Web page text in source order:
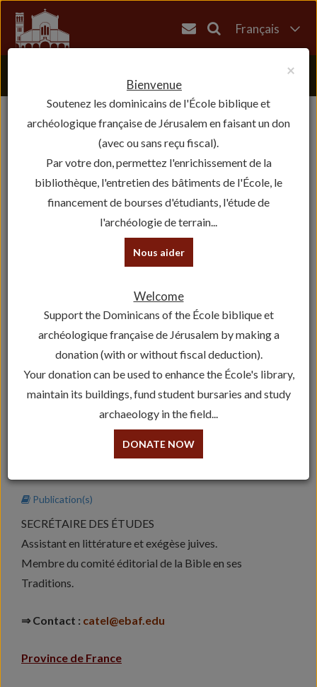
Français
עברית
Olivier CATEL, o.p.
Publication(s)
SECRÉTAIRE DES ÉTUDES
Assistant en littérature et exégèse juives.
Membre du comité éditorial de la Bible en ses
Traditions.
⇒ Contact : catel@ebaf.edu
Province de France
×
Bienvenue
Soutenez les dominicains de l'École biblique et
archéologique française de Jérusalem en faisant un don
(avec ou sans reçu fiscal).
Par votre don, permettez l'enrichissement de la
bibliothèque, l'entretien des bâtiments de l'École, le
financement de bourses d'étudiants, l'étude de
l'archéologie de terrain...
Nous aider
Welcome
Support the Dominicans of the École biblique et
archéologique française de Jérusalem by making a
donation (with or without fiscal deduction).
Your donation can be used to enhance the École's library,
maintain its buildings, fund student bursaries and study
archaeology in the field...
DONATE NOW